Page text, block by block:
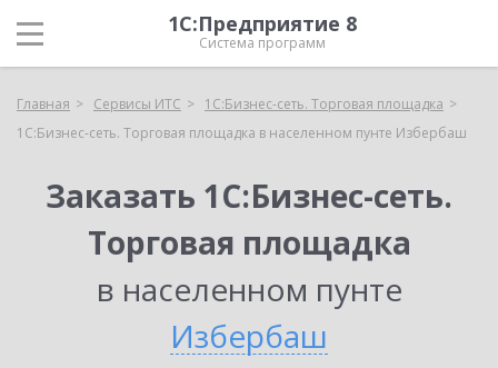
1С:Предприятие 8
Система программ
Главная Сервисы ИТС
1С:Бизнес-сеть. Торговая площадка
1С:Бизнес-сеть. Торговая площадка в населенном пунте Избербаш
Заказать 1С:Бизнес-сеть.
Торговая площадка
в населенном пунте
Избербаш